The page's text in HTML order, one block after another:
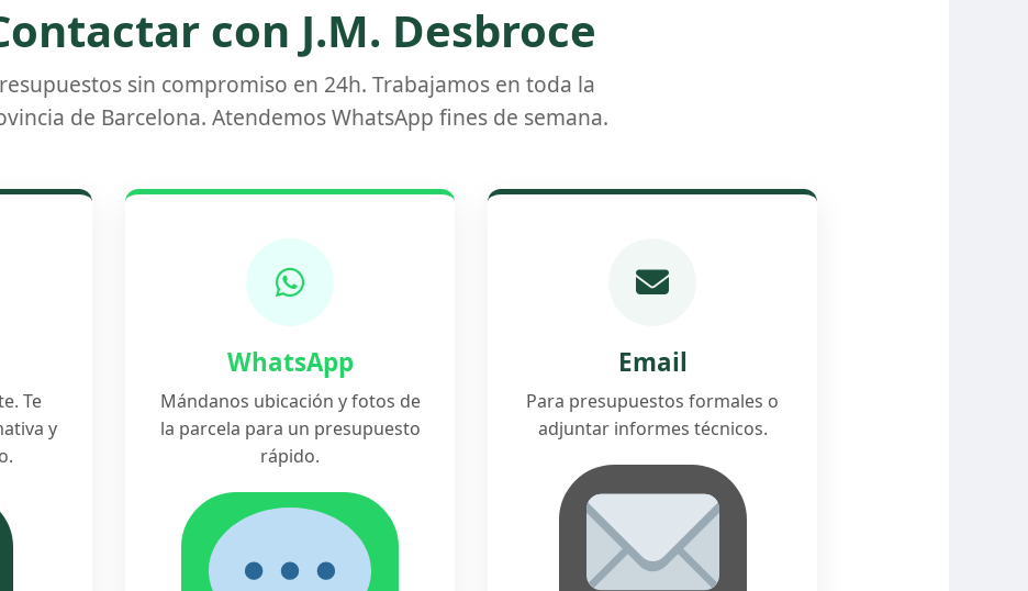
con J.M. Desbroce
sin compromiso en 24h. Trabajamos en toda la
de Barcelona. Atendemos WhatsApp fines de semana.
Te
y
WhatsApp
Mándanos ubicación y fotos de
la parcela para un presupuesto
rápido.
Email
Para presupuestos formales o
adjuntar informes técnicos.